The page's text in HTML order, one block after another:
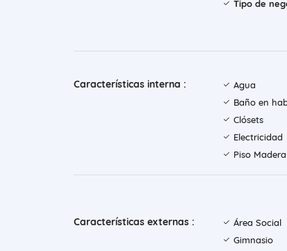
Tipo de
Características interna : Agua
Baño en
Clósets
Electricidad
Piso Madera
Características externas : Área Social
Gimnasio